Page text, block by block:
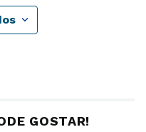
GOSTAR!